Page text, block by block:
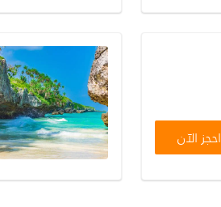
احجز الآن